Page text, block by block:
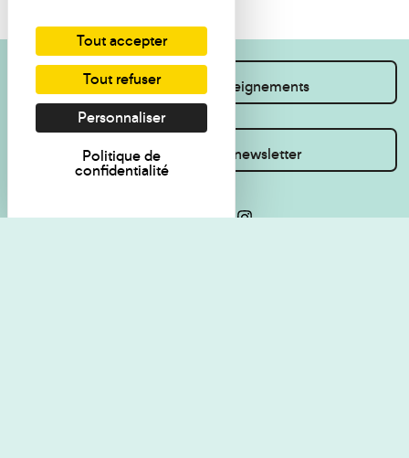
Je souhaite des renseignements
Inscrivez-vous à la newsletter
Tout accepter
Tout refuser
Personnaliser
Politique de
confidentialité